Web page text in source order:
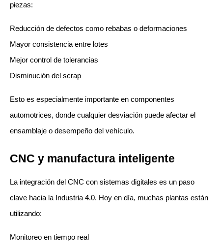
piezas:
Reducción de defectos como rebabas o deformaciones
Mayor consistencia entre lotes
Mejor control de tolerancias
Disminución del scrap
Esto es especialmente importante en componentes
automotrices, donde cualquier desviación puede afectar el
ensamblaje o desempeño del vehículo.
CNC y manufactura inteligente
La integración del CNC con sistemas digitales es un paso
clave hacia la Industria 4.0. Hoy en día, muchas plantas están
utilizando:
Monitoreo en tiempo real